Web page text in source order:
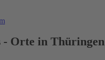
- Orte in Thüringen